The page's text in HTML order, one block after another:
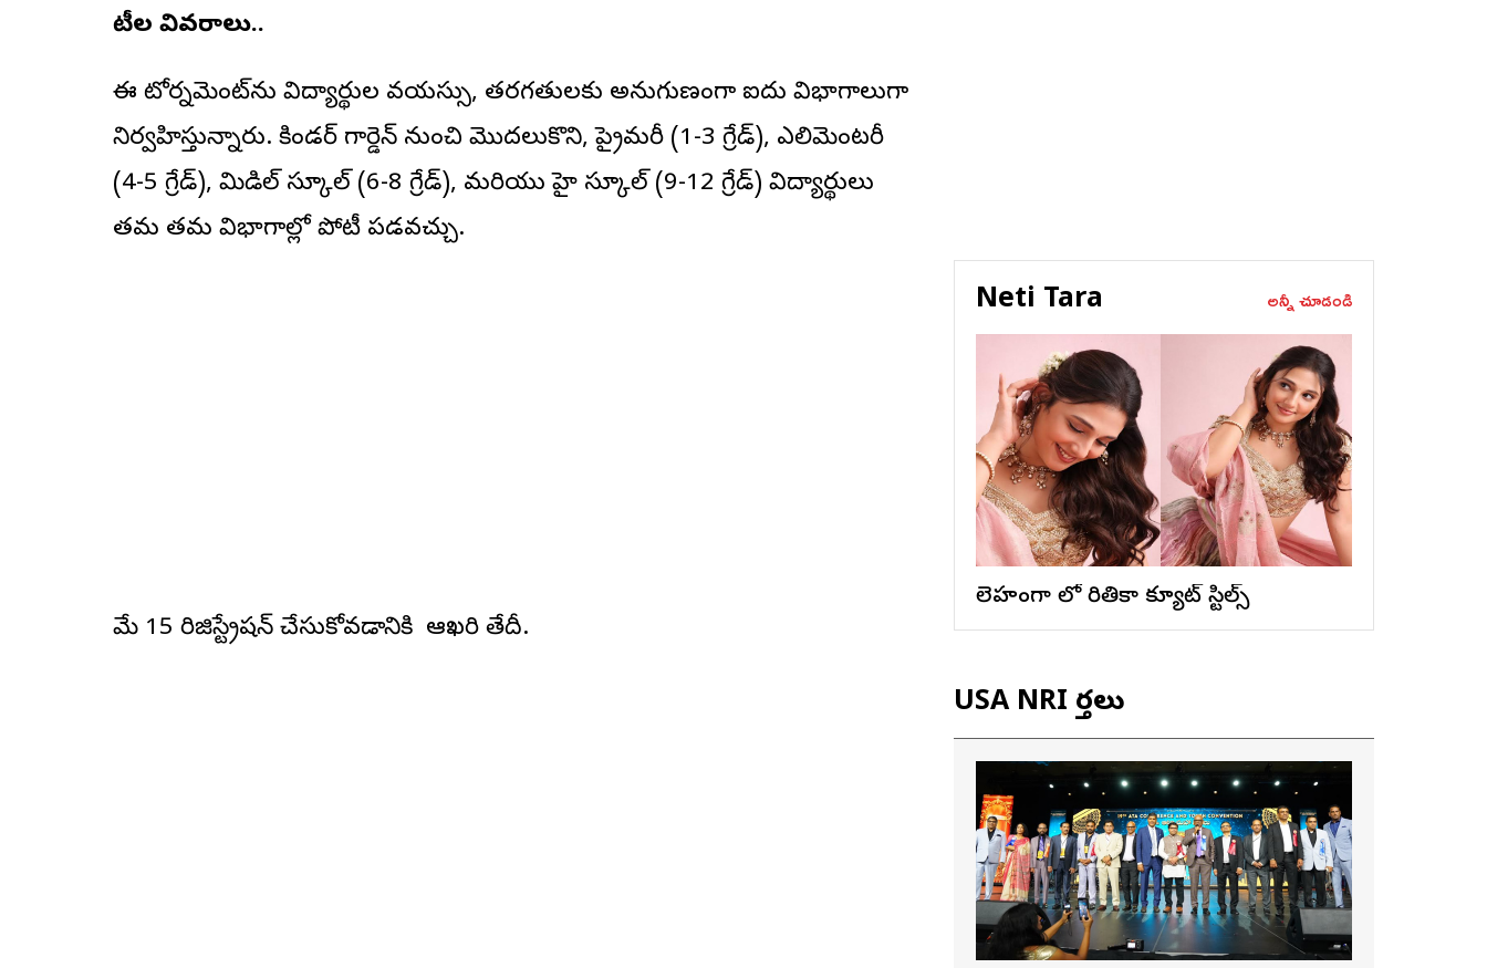
పోటీల వివరాలు..
ఈ టోర్నమెంట్‌ను విద్యార్థుల వయస్సు, తరగతులకు అనుగుణంగా ఐదు విభాగాలుగా
నిర్వహిస్తున్నారు. కిండర్ గార్డెన్ నుంచి మొదలుకొని, ప్రైమరీ (1-3 గ్రేడ్), ఎలిమెంటరీ
(4-5 గ్రేడ్), మిడిల్ స్కూల్ (6-8 గ్రేడ్), మరియు హై స్కూల్ (9-12 గ్రేడ్) విద్యార్థులు
తమ తమ విభాగాల్లో పోటీ పడవచ్చు.
మే 15 రిజిస్ట్రేషన్ చేసుకోవడానికి ఆఖరి తేదీ.
Neti Tara అన్నీ చూడండి
లెహంగా లో రితికా క్యూట్ స్టిల్స్
USA NRI వార్తలు